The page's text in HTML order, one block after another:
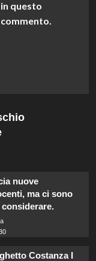
questo
nuove
ma ci sono
Costanza I